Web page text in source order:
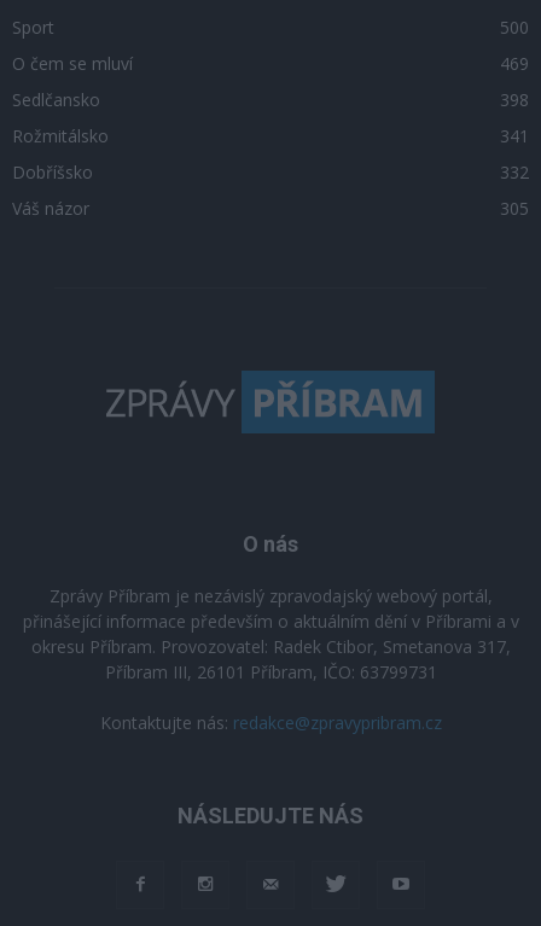
Sport
500
O čem se mluví
469
Sedlčansko
398
Rožmitálsko
341
Dobříšsko
332
Váš názor
305
O nás
Zprávy Příbram je nezávislý zpravodajský webový portál,
přinášející informace především o aktuálním dění v Příbrami a v
okresu Příbram. Provozovatel: Radek Ctibor, Smetanova 317,
Příbram III, 26101 Příbram, IČO: 63799731
Kontaktujte nás: redakce@zpravypribram.cz
NÁSLEDUJTE NÁS